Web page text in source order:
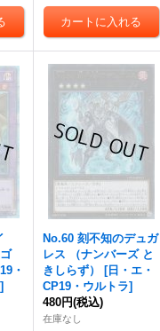
・
]
No.60 刻不知のデュガ
レス （ナンバーズ と
きしらず）
[日・エ・
CP19・ウルトラ]
480円(税込)
在庫なし